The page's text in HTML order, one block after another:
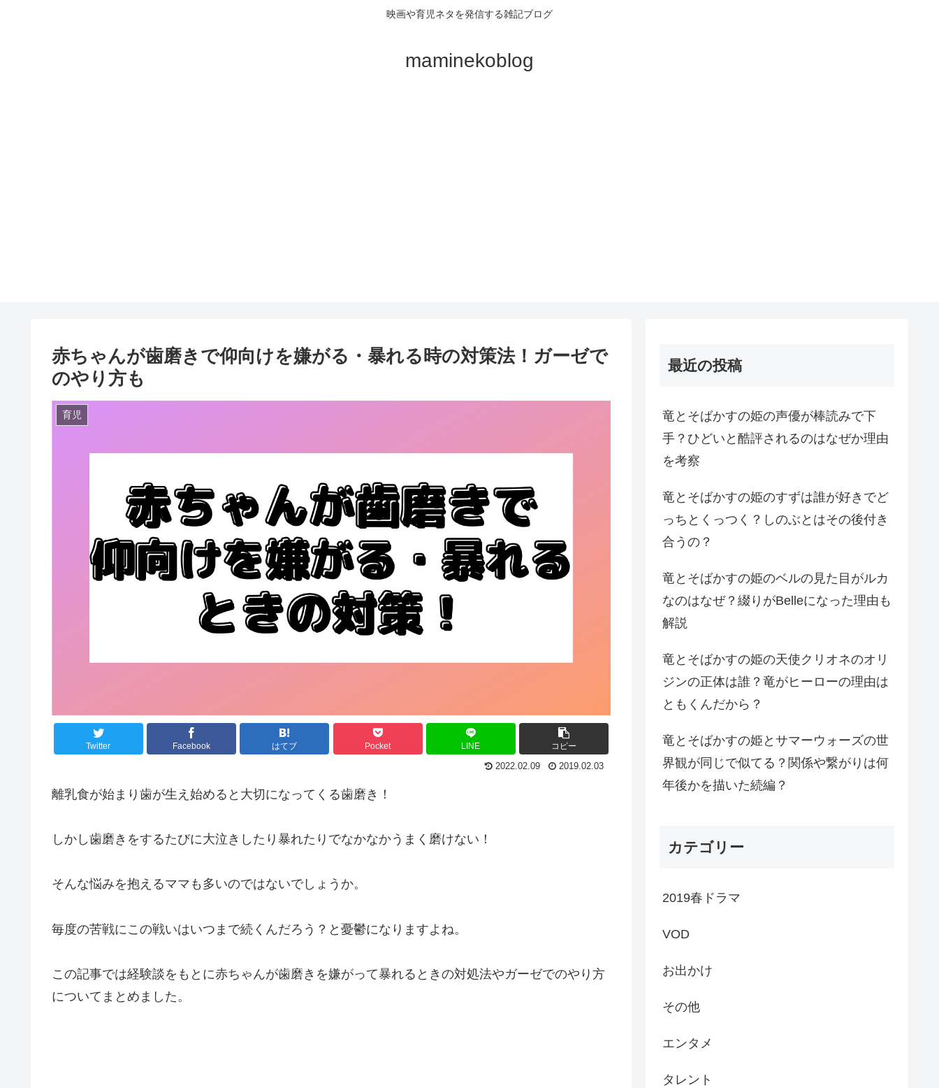
映画や育児ネタを発信する雑記ブログ
maminekoblog
赤ちゃんが歯磨きで仰向けを嫌がる・暴れる時の対策法！ガーゼで
のやり方も
育児
Twitter Facebook はてブ Pocket LINE コピー
2022.02.09 2019.02.03
離乳食が始まり歯が生え始めると大切になってくる歯磨き！
しかし歯磨きをするたびに大泣きしたり暴れたりでなかなかうまく磨けない！
そんな悩みを抱えるママも多いのではないでしょうか。
毎度の苦戦にこの戦いはいつまで続くんだろう？と憂鬱になりますよね。
この記事では経験談をもとに赤ちゃんが歯磨きを嫌がって暴れるときの対処法やガーゼでのやり方
についてまとめました。
最近の投稿
竜とそばかすの姫の声優が棒読みで下
手？ひどいと酷評されるのはなぜか理由
を考察
竜とそばかすの姫のすずは誰が好きでど
っちとくっつく？しのぶとはその後付き
合うの？
竜とそばかすの姫のベルの見た目がルカ
なのはなぜ？綴りがBelleになった理由も
解説
竜とそばかすの姫の天使クリオネのオリ
ジンの正体は誰？竜がヒーローの理由は
ともくんだから？
竜とそばかすの姫とサマーウォーズの世
界観が同じで似てる？関係や繋がりは何
年後かを描いた続編？
カテゴリー
2019春ドラマ
VOD
お出かけ
その他
エンタメ
タレント